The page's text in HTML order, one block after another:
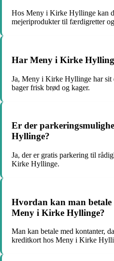
Hos Meny i Kirke Hyllinge kan
mejeriprodukter til færdigretter
Har Meny i Kirke
Ja, Meny i Kirke Hyllinge har sit
bager frisk brød og kager.
Er der
Hyllinge?
Ja, der er gratis parkering til
Kirke Hyllinge.
Hvordan kan man
Meny i Kirke Hyllinge?
Man kan betale med kontanter,
kreditkort hos Meny i Kirke